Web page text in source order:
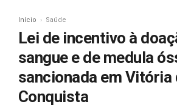
Início Saúde
Lei de incentivo à
sangue e de medula
sancionada em Vitória
Conquista